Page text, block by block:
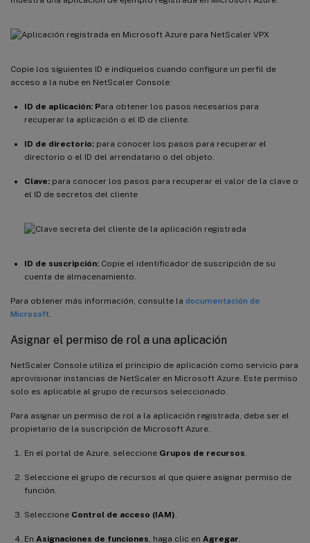
Copie los siguientes ID e indíquelos cuando configure un perfil de
acceso a la nube en NetScaler Console:
ID de aplicación: Para obtener los pasos necesarios para
recuperar la aplicación o el ID de cliente.
ID de directorio: para conocer los pasos para recuperar el
directorio o el ID del arrendatario o del objeto.
Clave: para conocer los pasos para recuperar el valor de la clave o
el ID de secretos del cliente
ID de suscripción: Copie el identificador de suscripción de su
cuenta de almacenamiento.
Para obtener más información, consulte la documentación de
Microsoft
Asignar el permiso de rol a una aplicación
NetScaler Console utiliza el principio de aplicación como servicio para
aprovisionar instancias de NetScaler en Microsoft Azure. Este permiso
solo es aplicable al grupo de recursos seleccionado.
Para asignar un permiso de rol a la aplicación registrada, debe ser el
propietario de la suscripción de Microsoft Azure.
En el portal de Azure, seleccione Grupos de recursos
Seleccione el grupo de recursos al que quiere asignar permiso de
función.
Seleccione Control de acceso (IAM)
En Asignaciones de funciones , haga clic en Agregar